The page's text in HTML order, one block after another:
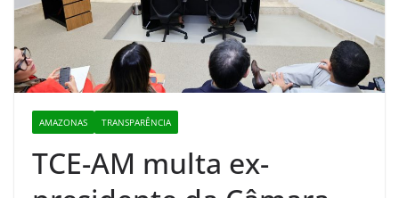
AMAZONAS TRANSPARÊNCIA
TCE-AM multa ex-